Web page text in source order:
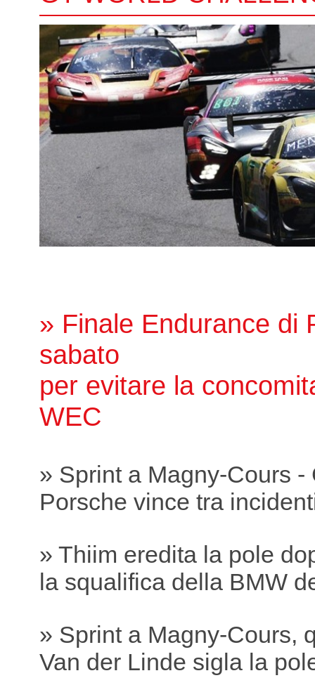
» Finale Endurance di
sabato
per evitare la
WEC
» Sprint a Magny-Cours -
Porsche vince tra
» Thiim eredita la pole
la squalifica della BMW
» Sprint a Magny-Cours,
Van der Linde sigla la